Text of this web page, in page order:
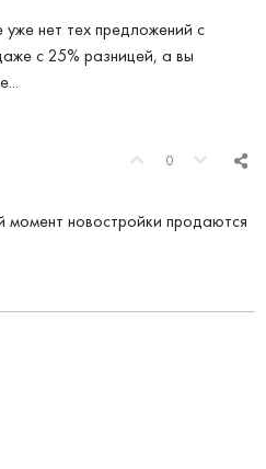
нет тех предложений с
с 25% разницей, а вы
0
момент новостройки продаются